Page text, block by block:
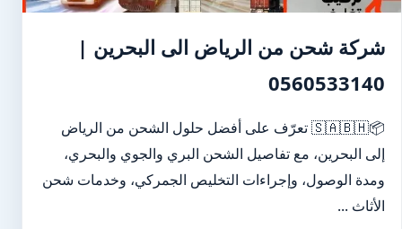
شركة شحن من الرياض الى البحرين |
0560533140
📦🇸🇦🇧🇭 تعرّف على أفضل حلول الشحن من الرياض
إلى البحرين، مع تفاصيل الشحن البري والجوي والبحري،
ومدة الوصول، وإجراءات التخليص الجمركي، وخدمات شحن
الأثاث ...